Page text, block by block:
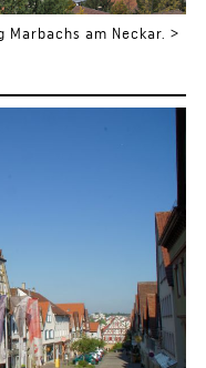
am Neckar. >